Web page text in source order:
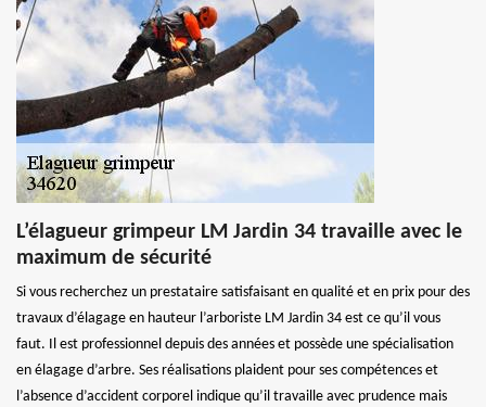
L’élagueur grimpeur LM Jardin 34 travaille avec le
maximum de sécurité
Si vous recherchez un prestataire satisfaisant en qualité et en prix pour des
travaux d’élagage en hauteur l’arboriste LM Jardin 34 est ce qu’il vous
faut. Il est professionnel depuis des années et possède une spécialisation
en élagage d’arbre. Ses réalisations plaident pour ses compétences et
l’absence d’accident corporel indique qu’il travaille avec prudence mais